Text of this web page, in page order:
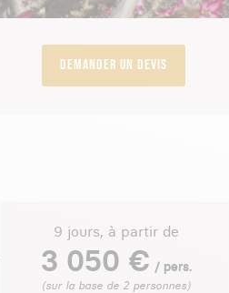
Demander un devis
9 jours, à partir de
3 050 € / pers.
(sur la base de 2 personnes)